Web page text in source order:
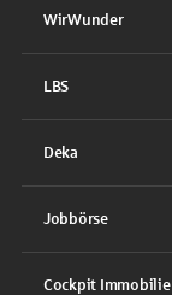
WirWunder
LBS
Deka
Jobbörse
Cockpit Immobilie